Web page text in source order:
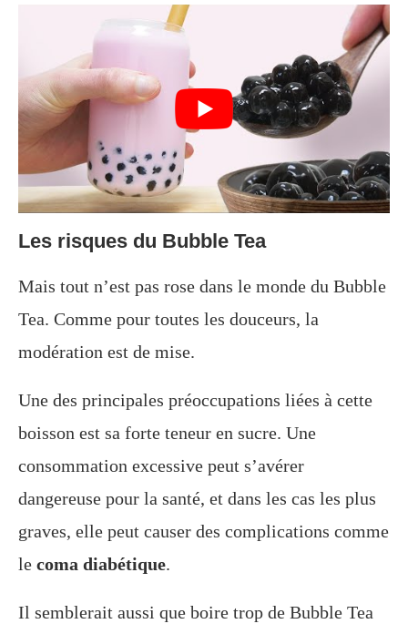
Les risques du Bubble Tea
Mais tout n’est pas rose dans le monde du Bubble
Tea. Comme pour toutes les douceurs, la
modération est de mise.
Une des principales préoccupations liées à cette
boisson est sa forte teneur en sucre. Une
consommation excessive peut s’avérer
dangereuse pour la santé, et dans les cas les plus
graves, elle peut causer des complications comme
le coma diabétique.
Il semblerait aussi que boire trop de Bubble Tea